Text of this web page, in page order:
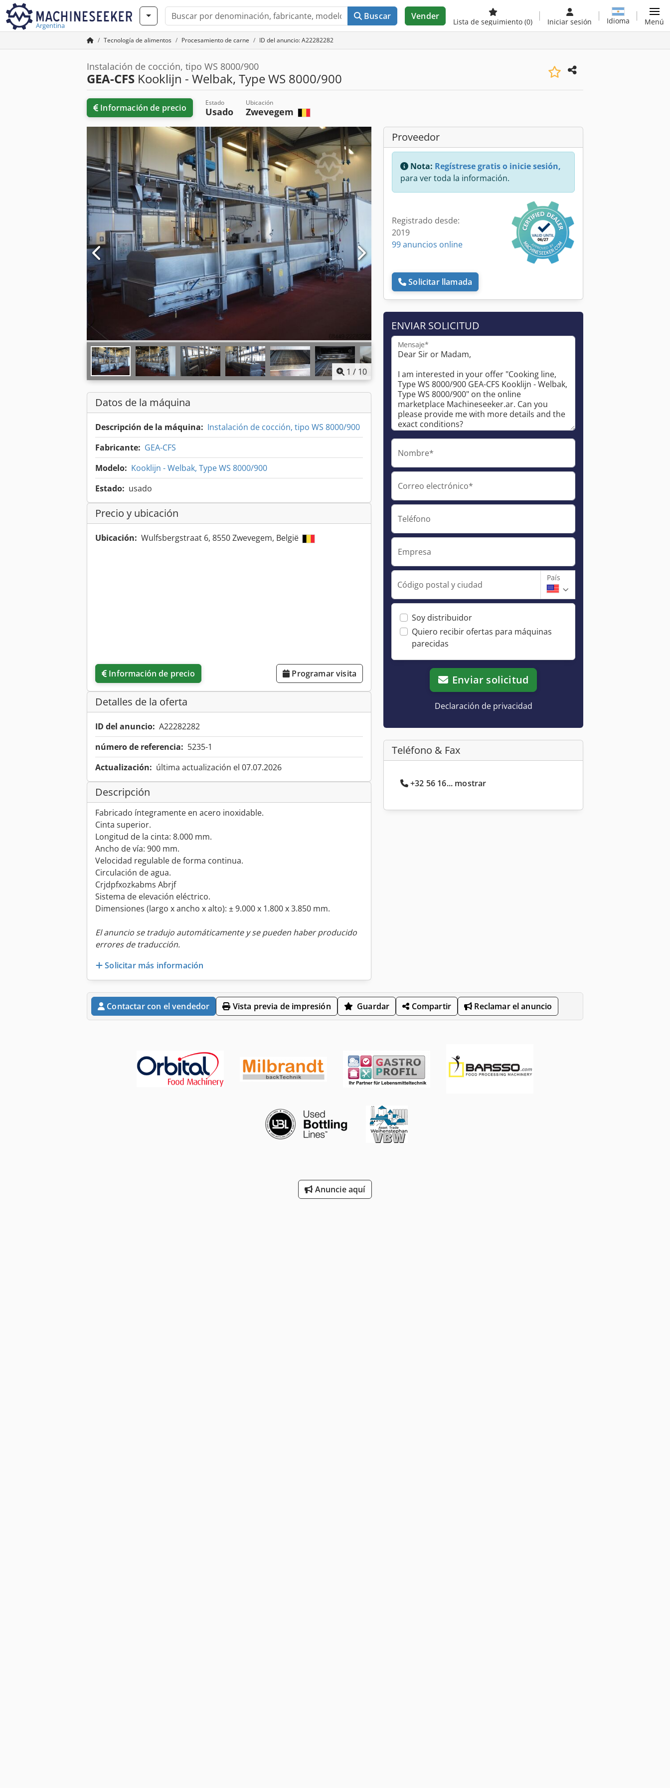
Argentina
Buscar Vender
Lista de seguimiento (0) Iniciar sesión Idioma Menú
Tecnología de alimentos Procesamiento de carne ID del anuncio: A22282282
Instalación de cocción, tipo WS 8000/900
GEA-CFS Kooklijn - Welbak, Type WS 8000/900
Información de precio Estado
Usado
Ubicación
Zwevegem
1 / 10
Datos de la máquina
Descripción de la máquina: Instalación de cocción, tipo WS 8000/900
Fabricante: GEA-CFS
Modelo: Kooklijn - Welbak, Type WS 8000/900
Estado: usado
Precio y ubicación
Ubicación: Wulfsbergstraat 6, 8550 Zwevegem, België
Información de precio Programar visita
Detalles de la oferta
ID del anuncio: A22282282
número de referencia: 5235-1
Actualización: última actualización el 07.07.2026
Descripción
Fabricado íntegramente en acero inoxidable.
Cinta superior.
Longitud de la cinta: 8.000 mm.
Ancho de vía: 900 mm.
Velocidad regulable de forma continua.
Circulación de agua.
Crjdpfxozkabms Abrjf
Sistema de elevación eléctrico.
Dimensiones (largo x ancho x alto): ± 9.000 x 1.800 x 3.850 mm.
El anuncio se tradujo automáticamente y se pueden haber producido
errores de traducción.
Solicitar más información
Proveedor
Nota: Regístrese gratis o inicie sesión,
para ver toda la información.
Registrado desde:
2019
99 anuncios online
Solicitar llamada
ENVIAR SOLICITUD
Mensaje*
Nombre*
Correo electrónico*
Teléfono
Empresa
Código postal y ciudad
País
Soy distribuidor
Quiero recibir ofertas para máquinas
parecidas
Enviar solicitud
Declaración de privacidad
Teléfono & Fax
+32 56 16... mostrar
Contactar con el vendedor Vista previa de impresión Guardar Compartir Reclamar el anuncio
Anuncie aquí